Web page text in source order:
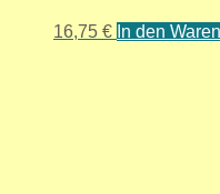
16,75 € In den